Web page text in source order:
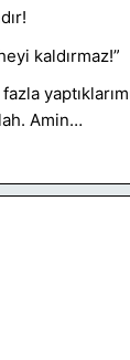
kaldırmaz!”
fazla
Amin…